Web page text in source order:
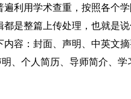
利用学术查重，按照各个
是整篇上传处理，也就是
容：封面、声明、中英文摘
、个人简历、导师简介、学